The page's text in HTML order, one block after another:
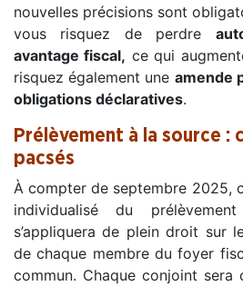
nouvelles précisions sont
vous risquez de perdre
avantage fiscal, ce qui
risquez également une amende
obligations déclaratives.
Prélèvement à la source :
pacsés
À compter de septembre 2025,
individualisé du
s’appliquera de plein droit sur
de chaque membre du foyer
commun. Chaque conjoint sera